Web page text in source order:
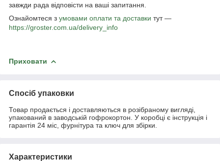
завжди рада відповісти на ваші запитання.
Ознайомтеся з умовами оплати та доставки тут —
https://groster.com.ua/delivery_info
Приховати
Спосіб упаковки
Товар продається і доставляються в розібраному вигляді,
упакований в заводській гофрокортон. У коробці є інструкція і
гарантія 24 міс, фурнітура та ключ для збірки.
Характеристики